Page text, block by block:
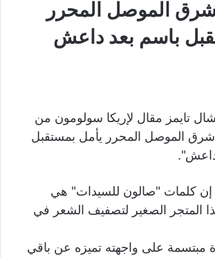
شرق الموصل المحرر
باسم بعد داعش
تايمز مقال لإريكا سولومون من
الموصل المحرر يأمل بمستقبل
".
كلمات "صالون للسيدات" هي
المتجر الصغير لتصفيف الشعر في
مبتسمة على واجهته تميزه عن باقي